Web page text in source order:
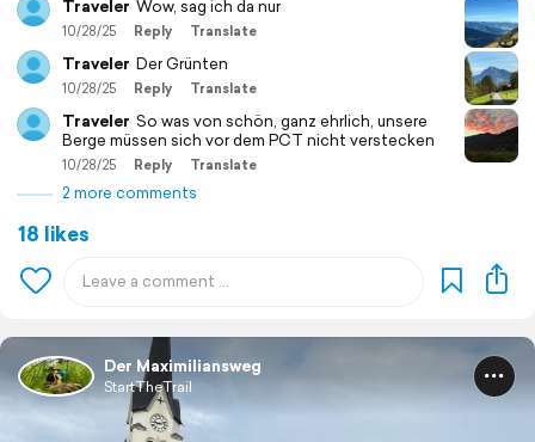
Traveler Wow, sag ich da nur
10/28/25 Reply Translate
Traveler Der Grünten
10/28/25 Reply Translate
Traveler So was von schön, ganz ehrlich, unsere
Berge müssen sich vor dem PCT nicht verstecken
10/28/25 Reply Translate
2 more comments
18 likes
Der Maximiliansweg
StartTheTrail